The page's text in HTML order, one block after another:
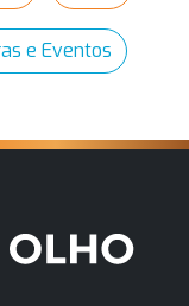
e Eventos